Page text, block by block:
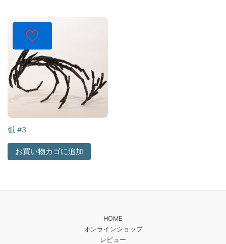
弧 #3
お買い物カゴに追加
HOME
オンラインショップ
レビュー